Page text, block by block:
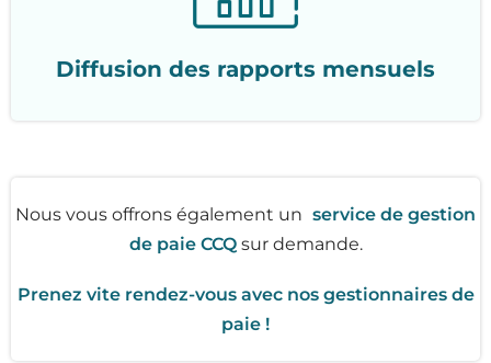
Diffusion des rapports mensuels
Nous vous offrons également un service de gestion
de paie CCQsur demande.
Prenez vite rendez-vous avec nos gestionnaires de
paie !